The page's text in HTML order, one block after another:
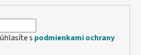
s podmienkami ochrany